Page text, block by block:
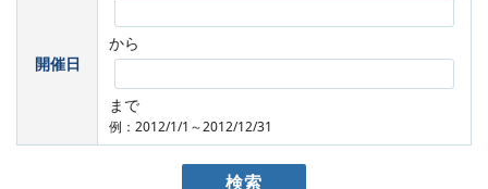
開催日
から
まで
例：2012/1/1～2012/12/31